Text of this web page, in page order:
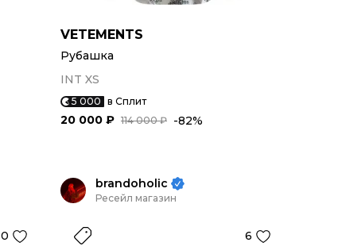
VETEMENTS
Рубашка
INT XS
5 000 в Сплит
114 000 ₽
20 000 ₽ -82%
0
brandoholic
Ресейл магазин
6